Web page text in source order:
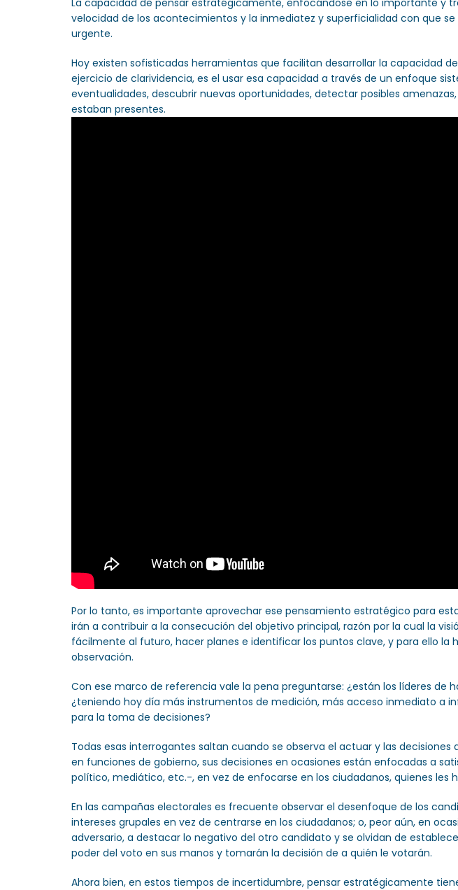
La capacidad de pensar estratégicamente, enfocándose en lo importante y
velocidad de los acontecimientos y la inmediatez y superficialidad con que
urgente.
Hoy existen sofisticadas herramientas que facilitan desarrollar la capacidad
ejercicio de clarividencia, es el usar esa capacidad a través de un enfoque
eventualidades, descubrir nuevas oportunidades, detectar posibles
estaban presentes.
Por lo tanto, es importante aprovechar ese pensamiento estratégico para
irán a contribuir a la consecución del objetivo principal, razón por la cual la
fácilmente al futuro, hacer planes e identificar los puntos clave, y para ello
observación.
Con ese marco de referencia vale la pena preguntarse: ¿están los líderes
¿teniendo hoy día más instrumentos de medición, más acceso inmediato a
para la toma de decisiones?
Todas esas interrogantes saltan cuando se observa el actuar y las
en funciones de gobierno, sus decisiones en ocasiones están enfocadas a
político, mediático, etc.-, en vez de enfocarse en los ciudadanos, quienes les
En las campañas electorales es frecuente observar el desenfoque de los
intereses grupales en vez de centrarse en los ciudadanos; o, peor aún, en
adversario, a destacar lo negativo del otro candidato y se olvidan de
poder del voto en sus manos y tomarán la decisión de a quién le votarán.
Ahora bien, en estos tiempos de incertidumbre, pensar estratégicamente